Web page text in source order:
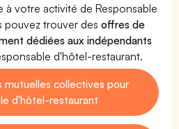
à votre activité de Responsable
pouvez trouver desoffres de
dédiées aux indépendants
d'hôtel-restaurant.
mutuelles collectives pour
d'hôtel-restaurant